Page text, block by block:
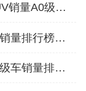
2015年上半年中国自主品牌SUV销量A0级车销量排行榜完整版
2017年6月全国自主品牌A级车销量排行榜完整版
2016年5月全国自主品牌B级/C级车销量排行榜完整版